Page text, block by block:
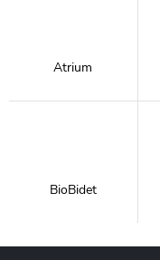
Atrium
BioBidet